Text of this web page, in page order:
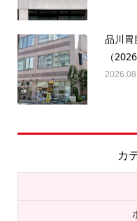
品川胃
（
カ